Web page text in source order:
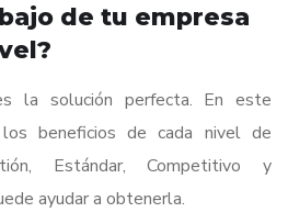
de tu empresa
la solución perfecta. En este
beneficios de cada nivel de
Estándar, Competitivo y
ayudar a obtenerla.